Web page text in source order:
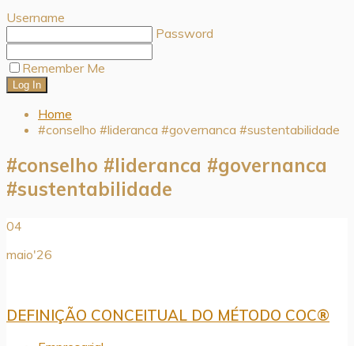
Username
Password
Remember Me
Home
#conselho #lideranca #governanca #sustentabilidade
#conselho #lideranca #governanca
#sustentabilidade
04
maio'26
DEFINIÇÃO CONCEITUAL DO MÉTODO COC®